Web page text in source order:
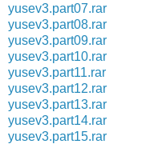
yusev3.part07.rar
yusev3.part08.rar
yusev3.part09.rar
yusev3.part10.rar
yusev3.part11.rar
yusev3.part12.rar
yusev3.part13.rar
yusev3.part14.rar
yusev3.part15.rar